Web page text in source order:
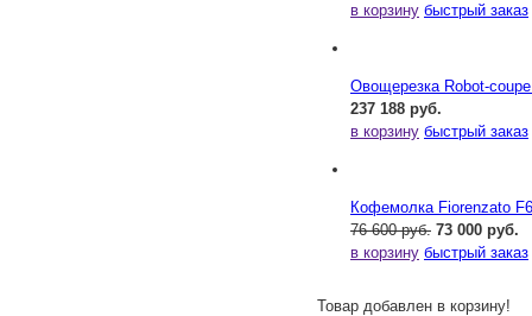
в корзину быстрый заказ
Овощерезка Robot-
237 188 руб.
в корзину быстрый заказ
Кофемолка Fiorenzato
76 600 руб. 73 000 руб.
в корзину быстрый заказ
Товар добавлен в корзину!